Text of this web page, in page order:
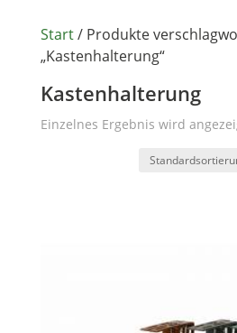
Start/ Produkte
„Kastenhalterung“
Kastenhalterung
Einzelnes Ergebnis wird